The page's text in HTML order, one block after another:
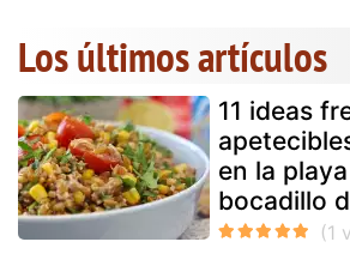
Los últimos artículos
11 ideas
en la
bocadillo